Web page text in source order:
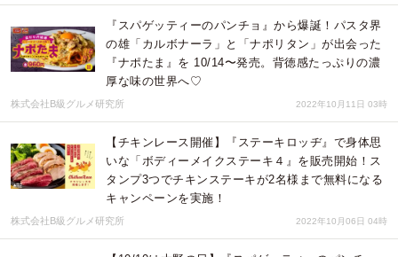
『スパゲッティーのパンチョ』から爆誕！パスタ界
の雄「カルボナーラ」と「ナポリタン」が出会った
『ナポたま』を 10/14〜発売。背徳感たっぷりの濃
厚な味の世界へ♡
株式会社B級グルメ研究所 2022年10月11日 03時
【チキンレース開催】『ステーキロッヂ』で身体思
いな「ボディーメイクステーキ４』を販売開始！ス
タンプ3つでチキンステーキが2名様まで無料になる
キャンペーンを実施！
株式会社B級グルメ研究所 2022年10月06日 04時